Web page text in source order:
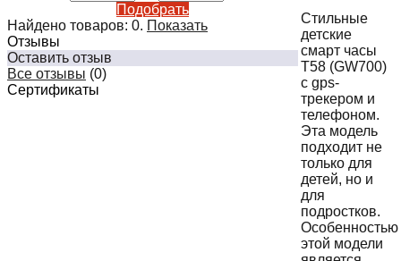
Подобрать
Найдено товаров: 0. Показать
Отзывы
Оставить отзыв
Все отзывы (0)
Сертификаты
Стильные
детские
смарт часы
T58 (GW700)
с gps-
трекером и
телефоном.
Эта модель
подходит не
только для
детей, но и
для
подростков.
Особенностью
этой модели